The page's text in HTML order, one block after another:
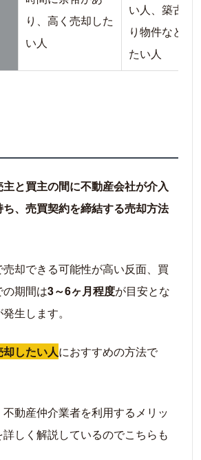
り、高く売却した
い人
い人、築古・
り物件などを
たい人
主と買主の間に不動産会社が介入
ち、売買契約を締結する売却方法
却できる可能性が高い反面、買
期間は3～6ヶ月程度が目安とな
生します。
したい人におすすめの方法で
動産仲介業者を利用するメリッ
詳しく解説しているのでこちらも